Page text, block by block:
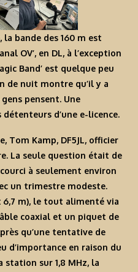
la bande des 160 m est
OV’, en DL, à l’exception
Band’ est quelque peu
de nuit montre qu’il y a
pensent. Une
d’une e-licence.
Tom Kamp, DF5JL, officier
La seule question était de
à seulement environ
un trimestre modeste.
6,7 m), le tout alimenté via
coaxial et un piquet de
qu’une tentative de
d’importance en raison du
sur 1,8 MHz, la